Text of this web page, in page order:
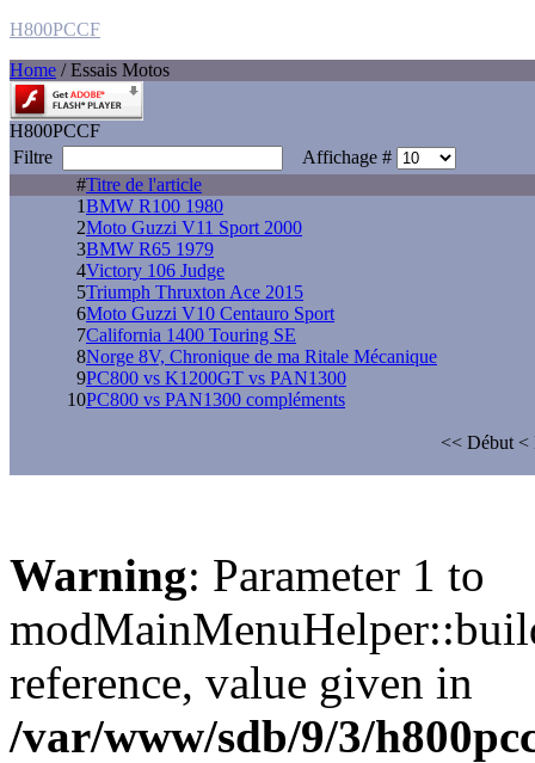
H800PCCF
Home / Essais Motos
H800PCCF
Filtre
Affichage #
#Titre de l'article
1BMW R100 1980
2Moto Guzzi V11 Sport 2000
3BMW R65 1979
4Victory 106 Judge
5Triumph Thruxton Ace 2015
6Moto Guzzi V10 Centauro Sport
7California 1400 Touring SE
8Norge 8V, Chronique de ma Ritale Mécanique
9PC800 vs K1200GT vs PAN1300
10PC800 vs PAN1300 compléments
<< Début <
Warning: Parameter 1 to
reference, value given in
/var/www/sdb/9/3/